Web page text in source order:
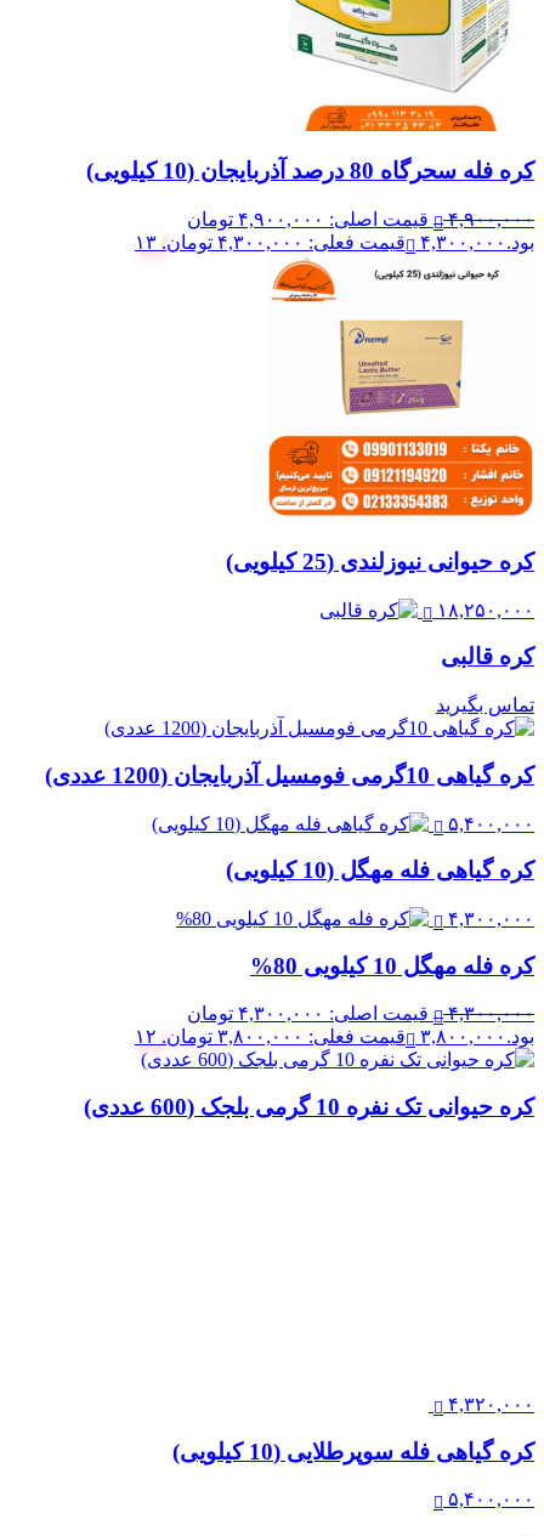
کره فله سحرگاه 80 درصد آذربایجان (10 کیلویی)
۴,۹۰۰,۰۰۰
قیمت اصلی: ۴,۹۰۰,۰۰۰ تومان
بود. ۴,۳۰۰,۰۰۰ قیمت فعلی: ۴,۳۰۰,۰۰۰ تومان. ۱۳
کره حیوانی نیوزلندی (25 کیلویی)
۱۸,۲۵۰,۰۰۰
کره قالبی
تماس بگیرید
کره گیاهی 10گرمی فومسیل آذربایجان (1200 عددی)
۵,۴۰۰,۰۰۰
کره گیاهی فله مهگل (10 کیلویی)
۴,۳۰۰,۰۰۰
کره فله مهگل 10 کیلویی 80%
۴,۳۰۰,۰۰۰
قیمت اصلی: ۴,۳۰۰,۰۰۰ تومان
بود. ۳,۸۰۰,۰۰۰ قیمت فعلی: ۳,۸۰۰,۰۰۰ تومان. ۱۲
کره حیوانی تک نفره 10 گرمی بلجک (600 عددی)
۴,۳۲۰,۰۰۰
کره گیاهی فله سوپرطلایی (10 کیلویی)
۵,۴۰۰,۰۰۰